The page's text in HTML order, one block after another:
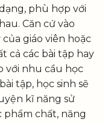
phù hợp với
Căn cứ vào
giáo viên hoặc
cả các bài tập hay
với nhu cầu học
tập, học sinh sẽ
kĩ năng sử
chất, năng